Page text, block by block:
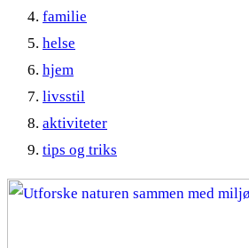
familie
helse
hjem
livsstil
aktiviteter
tips og triks